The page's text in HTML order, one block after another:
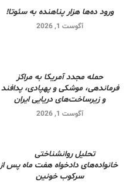
ورود ده‌ها هزار پناهنده به سئوتا!
آگوست 1, 2026
حمله مجدد آمریکا به مراکز
فرماندهی، موشکی و پهپادی، پدافند
و زیرساخت‌های دریایی ایران
آگوست 1, 2026
تحلیل روانشناختی
خانواده‌های دادخواه هفت ماه پس از
سرکوب خونین